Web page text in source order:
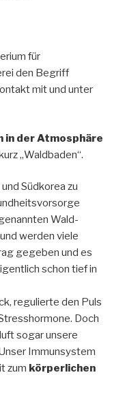
für
den Begriff
mit und unter
in der Atmosphäre
„Waldbaden“.
Südkorea zu
Wald-
werden viele
gegeben und es
schon tief in
regulierte den Puls
Doch
sogar unsere
Immunsystem
zum körperlichen